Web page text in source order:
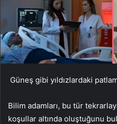
Güneş gibi yıldızlardaki
Bilim adamları, bu tür
koşullar altında oluştuğunu